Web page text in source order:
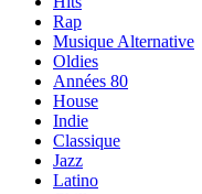
Rap
Musique Alternative
Oldies
Années 80
House
Indie
Classique
Jazz
Latino